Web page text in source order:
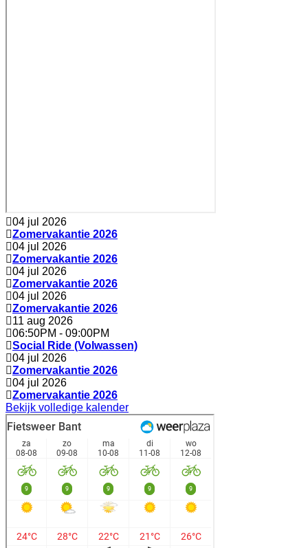
04 jul 2026
Zomervakantie 2026
04 jul 2026
Zomervakantie 2026
04 jul 2026
Zomervakantie 2026
04 jul 2026
Zomervakantie 2026
11 aug 2026
06:50PM - 09:00PM
Social Ride (Volwassen)
04 jul 2026
Zomervakantie 2026
04 jul 2026
Zomervakantie 2026
Bekijk volledige kalender